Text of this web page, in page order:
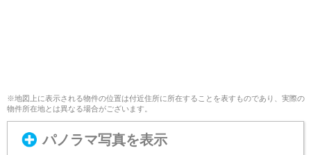
※地図上に表示される物件の位置は付近住所に所在することを表すものであり、実際の
物件所在地とは異なる場合がございます。
パノラマ写真を表示